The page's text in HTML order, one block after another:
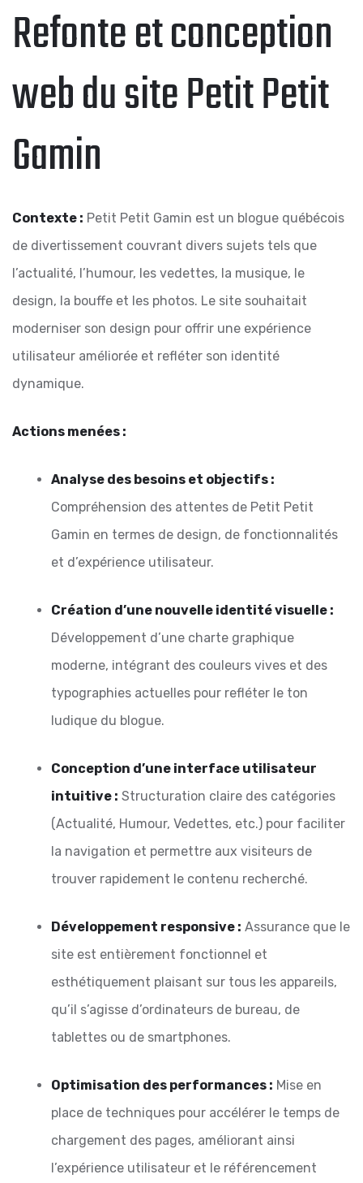
Refonte et conception
web du site Petit Petit
Gamin
Contexte : Petit Petit Gamin est un blogue québécois
de divertissement couvrant divers sujets tels que
l’actualité, l’humour, les vedettes, la musique, le
design, la bouffe et les photos. Le site souhaitait
moderniser son design pour offrir une expérience
utilisateur améliorée et refléter son identité
dynamique.
Actions menées :
Analyse des besoins et objectifs :
Compréhension des attentes de Petit Petit
Gamin en termes de design, de fonctionnalités
et d’expérience utilisateur.
Création d’une nouvelle identité visuelle :
Développement d’une charte graphique
moderne, intégrant des couleurs vives et des
typographies actuelles pour refléter le ton
ludique du blogue.
Conception d’une interface utilisateur
intuitive : Structuration claire des catégories
(Actualité, Humour, Vedettes, etc.) pour faciliter
la navigation et permettre aux visiteurs de
trouver rapidement le contenu recherché.
Développement responsive : Assurance que le
site est entièrement fonctionnel et
esthétiquement plaisant sur tous les appareils,
qu’il s’agisse d’ordinateurs de bureau, de
tablettes ou de smartphones.
Optimisation des performances : Mise en
place de techniques pour accélérer le temps de
chargement des pages, améliorant ainsi
l’expérience utilisateur et le référencement